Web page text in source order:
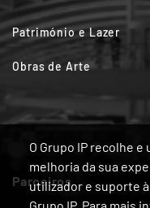
O Grupo IP recolhe
melhoria da sua
utilizador e suporte
Património e Lazer
Obras de Arte
Parceiros